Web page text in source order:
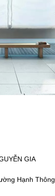
Tắm 10
TIẾT
GIA
Hạnh Thông,